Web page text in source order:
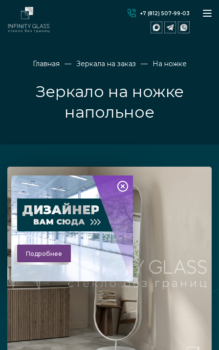
+7 (812) 507-99-03
Главная Зеркала на заказ На ножке
Зеркало на ножке
напольное
ДИЗАЙНЕР
ВАМ СЮДА
Подробнее